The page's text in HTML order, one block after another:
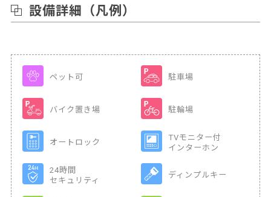
設備詳細 （凡例）
ペット可 駐車場
バイク置き場 駐輪場
オートロック
TVモニター付
インターホン
24時間
セキュリティ
ディンプルキー